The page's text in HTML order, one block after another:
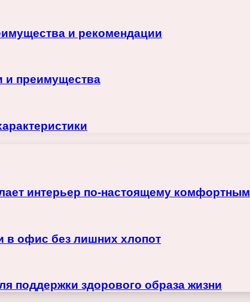
и рекомендации
и преимущества
интерьер по-настоящему комфортным
в офис без лишних хлопот
поддержки здорового образа жизни